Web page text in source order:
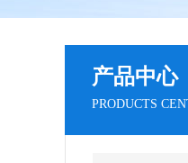
产品中心
PRODUCTS